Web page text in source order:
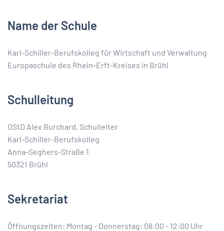
Name der Schule
Karl-Schiller-Berufskolleg für Wirtschaft und Verwaltung
Europaschule des Rhein-Erft-Kreises in Brühl
Schulleitung
OStD Alex Burchard, Schulleiter
Karl-Schiller-Berufskolleg
Anna-Seghers-Straße 1
50321 Brühl
Sekretariat
Öffnungszeiten: Montag - Donnerstag: 08:00 - 12:00 Uhr